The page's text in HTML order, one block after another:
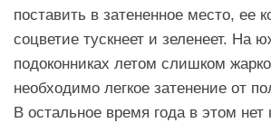
поставить в затененное место, ее
соцветие тускнеет и зеленеет. На
подоконниках летом слишком
необходимо легкое затенение от
В остальное время года в этом